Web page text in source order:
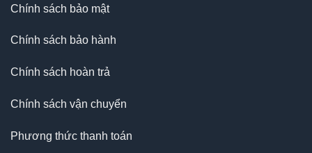
Chính sách bảo mật
Chính sách bảo hành
Chính sách hoàn trả
Chính sách vận chuyển
Phương thức thanh toán